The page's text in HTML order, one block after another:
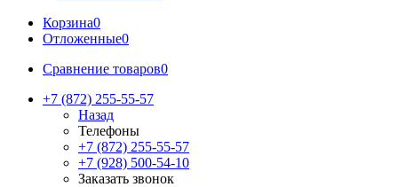
Корзина0
Отложенные0
Сравнение товаров0
+7 (872) 255-55-57
Назад
Телефоны
+7 (872) 255-55-57
+7 (928) 500-54-10
Заказать звонок